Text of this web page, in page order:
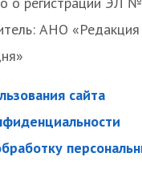
АНО «Редакция
сайта